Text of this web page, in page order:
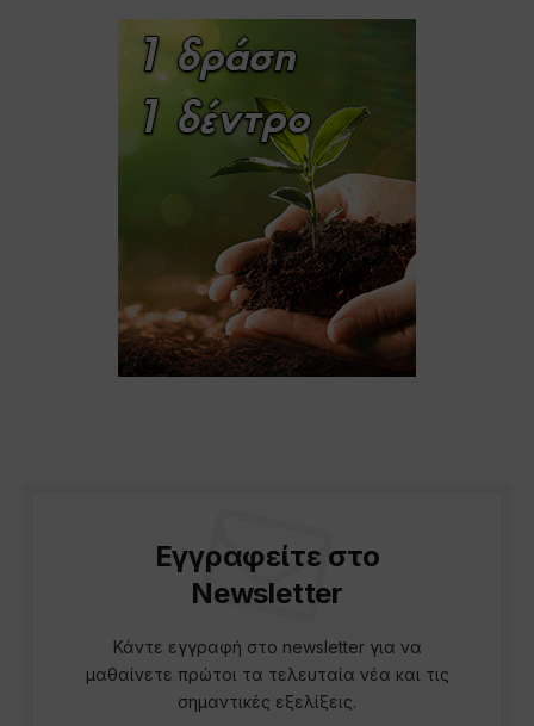
Εγγραφείτε στο
Newsletter
Κάντε εγγραφή στο newsletter για να
μαθαίνετε πρώτοι τα τελευταία νέα και τις
σημαντικές εξελίξεις.